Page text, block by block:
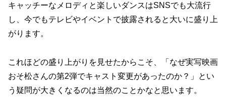
キャッチーなメロディと楽しいダンスはSNSでも大流行
し、今でもテレビやイベントで披露されると大いに盛り上
がります。
これほどの盛り上がりを見せたからこそ、「なぜ実写映画
おそ松さんの第2弾でキャスト変更があったのか？」とい
う疑問が大きくなるのは当然のことかなと思います。